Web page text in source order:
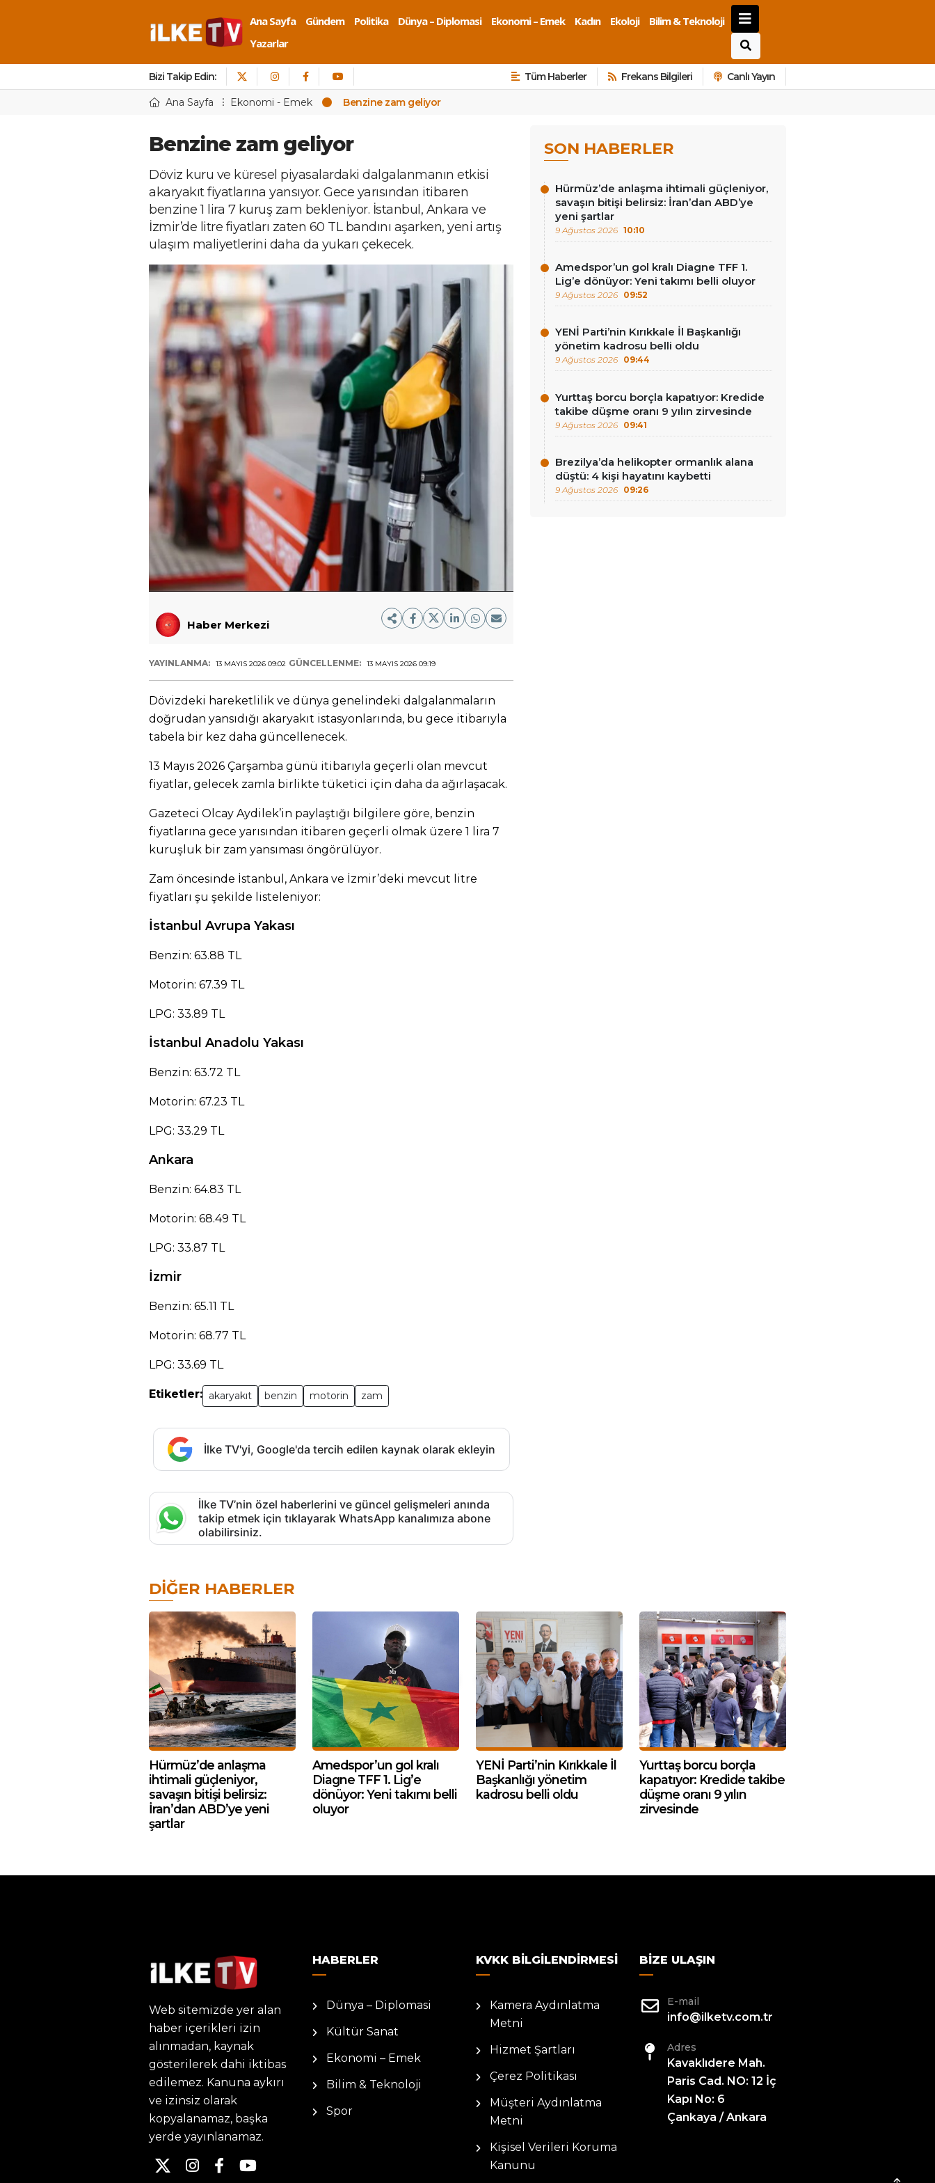
Ana Sayfa Gündem Politika Dünya – Diplomasi Ekonomi – Emek Kadın Ekoloji
Bilim & Teknoloji
Yazarlar
Bizi Takip Edin: Tüm Haberler Frekans Bilgileri Canlı Yayın
Ana Sayfa Ekonomi - Emek Benzine zam geliyor
Benzine zam geliyor
Döviz kuru ve küresel piyasalardaki dalgalanmanın etkisi
akaryakıt fiyatlarına yansıyor. Gece yarısından itibaren
benzine 1 lira 7 kuruş zam bekleniyor. İstanbul, Ankara ve
İzmir’de litre fiyatları zaten 60 TL bandını aşarken, yeni artış
ulaşım maliyetlerini daha da yukarı çekecek.
Haber Merkezi
YAYINLANMA: 13 MAYIS 2026 09:02 GÜNCELLENME: 13 MAYIS 2026 09:19
Dövizdeki hareketlilik ve dünya genelindeki dalgalanmaların
doğrudan yansıdığı akaryakıt istasyonlarında, bu gece itibarıyla
tabela bir kez daha güncellenecek.
13 Mayıs 2026 Çarşamba günü itibarıyla geçerli olan mevcut
fiyatlar, gelecek zamla birlikte tüketici için daha da ağırlaşacak.
Gazeteci Olcay Aydilek’in paylaştığı bilgilere göre, benzin
fiyatlarına gece yarısından itibaren geçerli olmak üzere 1 lira 7
kuruşluk bir zam yansıması öngörülüyor.
Zam öncesinde İstanbul, Ankara ve İzmir’deki mevcut litre
fiyatları şu şekilde listeleniyor:
İstanbul Avrupa Yakası
Benzin: 63.88 TL
Motorin: 67.39 TL
LPG: 33.89 TL
İstanbul Anadolu Yakası
Benzin: 63.72 TL
Motorin: 67.23 TL
LPG: 33.29 TL
Ankara
Benzin: 64.83 TL
Motorin: 68.49 TL
LPG: 33.87 TL
İzmir
Benzin: 65.11 TL
Motorin: 68.77 TL
LPG: 33.69 TL
Etiketler: akaryakıt benzin motorin zam
İlke TV'yi, Google'da tercih edilen kaynak olarak ekleyin
İlke TV’nin özel haberlerini ve güncel gelişmeleri anında
takip etmek için tıklayarak WhatsApp kanalımıza abone
olabilirsiniz.
SON HABERLER
Hürmüz’de anlaşma ihtimali güçleniyor,
savaşın bitişi belirsiz: İran’dan ABD’ye
yeni şartlar
9 Ağustos 2026 10:10
Amedspor’un gol kralı Diagne TFF 1.
Lig’e dönüyor: Yeni takımı belli oluyor
9 Ağustos 2026 09:52
YENİ Parti’nin Kırıkkale İl Başkanlığı
yönetim kadrosu belli oldu
9 Ağustos 2026 09:44
Yurttaş borcu borçla kapatıyor: Kredide
takibe düşme oranı 9 yılın zirvesinde
9 Ağustos 2026 09:41
Brezilya’da helikopter ormanlık alana
düştü: 4 kişi hayatını kaybetti
9 Ağustos 2026 09:26
DIĞER HABERLER
Hürmüz’de anlaşma
ihtimali güçleniyor,
savaşın bitişi belirsiz:
İran’dan ABD’ye yeni
şartlar
Amedspor’un gol kralı
Diagne TFF 1. Lig’e
dönüyor: Yeni takımı belli
oluyor
YENİ Parti’nin Kırıkkale İl
Başkanlığı yönetim
kadrosu belli oldu
Yurttaş borcu borçla
kapatıyor: Kredide takibe
düşme oranı 9 yılın
zirvesinde
Web sitemizde yer alan
haber içerikleri izin
alınmadan, kaynak
gösterilerek dahi iktibas
edilemez. Kanuna aykırı
ve izinsiz olarak
kopyalanamaz, başka
yerde yayınlanamaz.
HABERLER
Dünya – Diplomasi
Kültür Sanat
Ekonomi – Emek
Bilim & Teknoloji
Spor
KVKK BILGILENDIRMESI
Kamera Aydınlatma
Metni
Hizmet Şartları
Çerez Politikası
Müşteri Aydınlatma
Metni
Kişisel Verileri Koruma
Kanunu
BIZE ULAŞIN
E-mail
info@ilketv.com.tr
Adres
Kavaklıdere Mah.
Paris Cad. NO: 12 İç
Kapı No: 6
Çankaya / Ankara